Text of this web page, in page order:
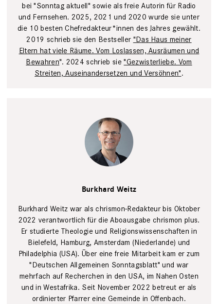
bei "Sonntag aktuell" sowie als freie Autorin für Radio
und Fernsehen. 2025, 2021 und 2020 wurde sie unter
die 10 besten Chefredakteur*innen des Jahres gewählt.
2019 schrieb sie den Bestseller "Das Haus meiner
Eltern hat viele Räume. Vom Loslassen, Ausräumen und
Bewahren". 2024 schrieb sie"Gezwisterliebe. Vom
Streiten, Auseinandersetzen und Versöhnen".
Weitz,
Redakteur für
chrismon
plus
Lena
Uphoff
Burkhard Weitz
Burkhard Weitz war als chrismon-Redakteur bis Oktober
2022 verantwortlich für die Aboausgabe chrismon plus.
Er studierte Theologie und Religionswissenschaften in
Bielefeld, Hamburg, Amsterdam (Niederlande) und
Philadelphia (USA). Über eine freie Mitarbeit kam er zum
"Deutschen Allgemeinen Sonntagsblatt" und war
mehrfach auf Recherchen in den USA, im Nahen Osten
und in Westafrika. Seit November 2022 betreut er als
ordinierter Pfarrer eine Gemeinde in Offenbach.